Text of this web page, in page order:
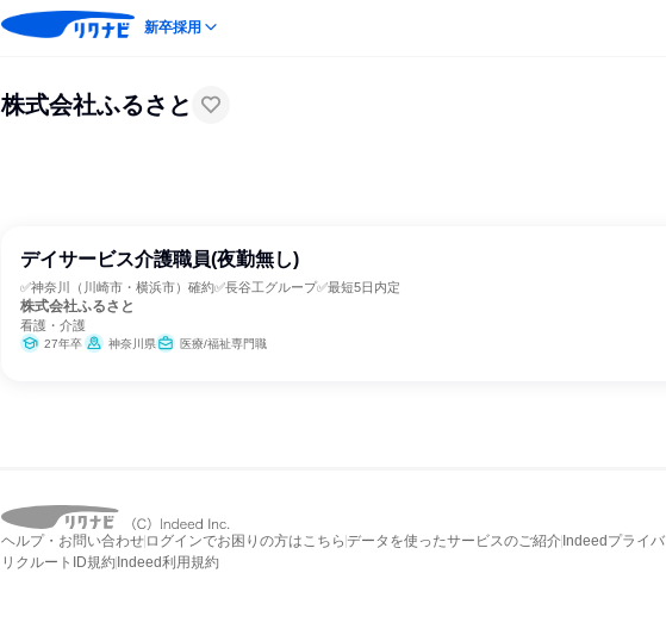
新卒採用
株式会社ふるさと
デイサービス介護職員(夜勤無し)
✅神奈川（川崎市・横浜市）確約✅長谷工グループ✅最短5日内定
株式会社ふるさと
看護・介護
27年卒 神奈川県 医療/福祉専門職
ヘルプ・お問い合わせ ログインでお困りの方はこちら データを使ったサービスのご紹介 Indeedプライ
リクルートID規約 Indeed利用規約